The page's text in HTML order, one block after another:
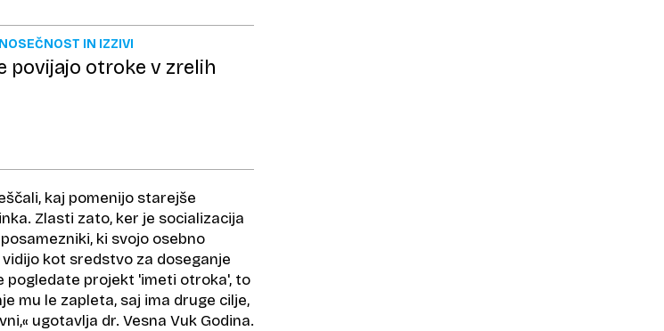
IN IZZIVI
povijajo otroke v zrelih
kaj pomenijo starejše
Zlasti zato, ker je socializacija
ki svojo osebno
kot sredstvo za doseganje
pogledate projekt 'imeti otroka', to
mu le zapleta, saj ima druge cilje,
ugotavlja dr. Vesna Vuk Godina.